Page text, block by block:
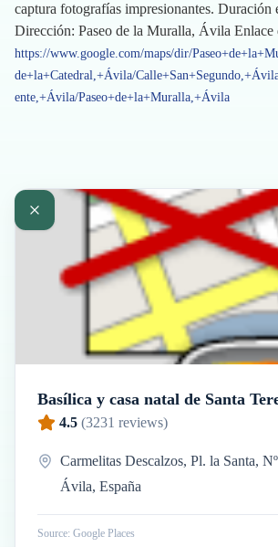
captura fotografías impresionantes. Duración
Dirección: Paseo de la Muralla, Ávila Enlace
https://www.google.com/maps/dir/
de+la+Catedral,+Ávila/
ente,+Ávila/Paseo+de+la+Muralla,+Ávila
Basílica y casa natal de Santa
4.5 (3231 reviews)
Carmelitas Descalzos, Pl. la Santa,
Ávila, España
Source: Google Places